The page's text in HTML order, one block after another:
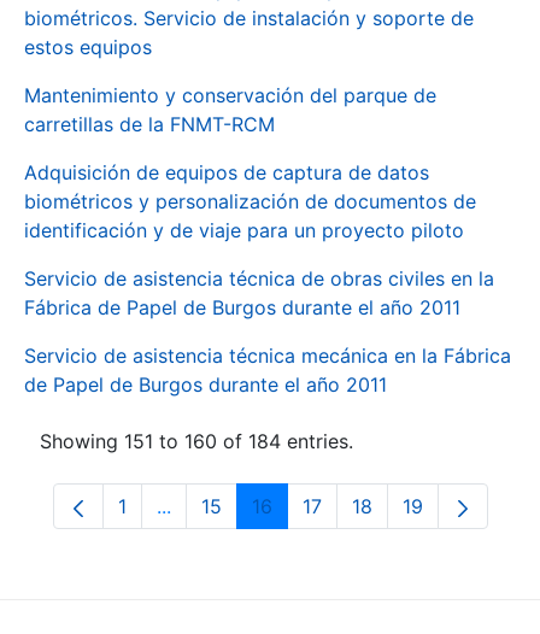
biométricos. Servicio de instalación y soporte de
estos equipos
Mantenimiento y conservación del parque de
carretillas de la FNMT-RCM
Adquisición de equipos de captura de datos
biométricos y personalización de documentos de
identificación y de viaje para un proyecto piloto
Servicio de asistencia técnica de obras civiles en la
Fábrica de Papel de Burgos durante el año 2011
Servicio de asistencia técnica mecánica en la Fábrica
de Papel de Burgos durante el año 2011
Showing 151 to 160 of 184 entries.
Page
1 ...Intermediate Pages Use TAB to navigate.
Page
15 Page
16 Page
17 Page
18 Page
19